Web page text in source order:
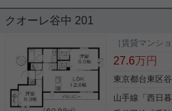
わんちゃん猫
ークインクロ
整理できます
の使い方はあ
度、ご覧にな
クオーレ谷中 201
［賃貸マンショ
27.6万円
東京都台東区
山手線 「西日